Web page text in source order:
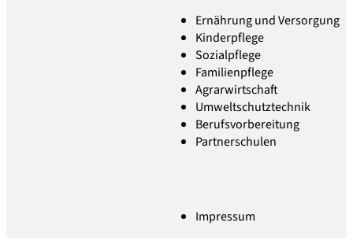
Ernährung und Versorgung
Kinderpflege
Sozialpflege
Familienpflege
Agrarwirtschaft
Umweltschutztechnik
Berufsvorbereitung
Partnerschulen
Impressum